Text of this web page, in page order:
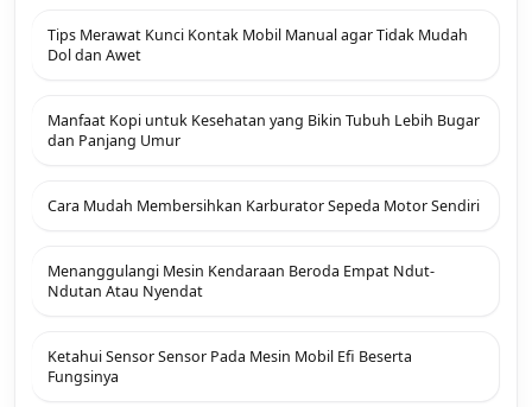
Tips Merawat Kunci Kontak Mobil Manual agar Tidak Mudah
Dol dan Awet
Manfaat Kopi untuk Kesehatan yang Bikin Tubuh Lebih Bugar
dan Panjang Umur
Cara Mudah Membersihkan Karburator Sepeda Motor Sendiri
Menanggulangi Mesin Kendaraan Beroda Empat Ndut-
Ndutan Atau Nyendat
Ketahui Sensor Sensor Pada Mesin Mobil Efi Beserta
Fungsinya